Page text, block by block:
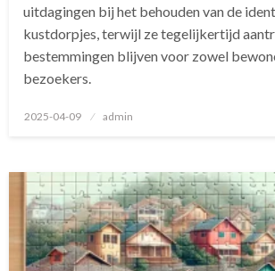
uitdagingen bij het behouden van de
kustdorpjes, terwijl ze tegelijkertijd
bestemmingen blijven voor zowel
bezoekers.
Geplaatst
2025-04-09 admin